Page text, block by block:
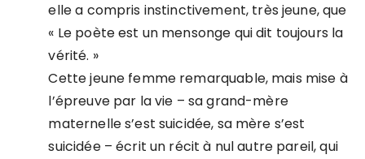
elle a compris instinctivement, très jeune, que
« Le poète est un mensonge qui dit toujours la
vérité. »
Cette jeune femme remarquable, mais mise à
l’épreuve par la vie – sa grand-mère
maternelle s’est suicidée, sa mère s’est
suicidée – écrit un récit à nul autre pareil, qui